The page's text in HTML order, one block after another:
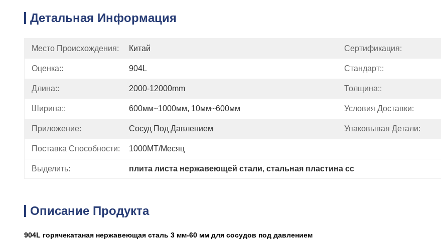
Детальная Информация
Место Происхождения: Китай Сертификация:
Оценка:: 904L Стандарт::
Длина:: 2000-12000mm Толщина::
Ширина:: 600мм~1000мм, 10мм~600мм Условия Доставки:
Приложение: Сосуд Под Давлением Упаковывая Детали:
Поставка Способности: 1000MT/месяц
Выделить: плита листа нержавеющей стали, стальная пластина сс
Описание Продукта
904L горячекатаная нержавеющая сталь 3 мм-60 мм для сосудов под давлением